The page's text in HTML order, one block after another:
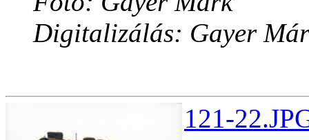
Digitalizálás: Gayer
121-